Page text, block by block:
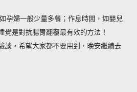
孕婦一般少量多餐；作息時間，如嬰兒
覺是對抗腸胃翻覆最有效的方法！
談，希望大家都不要用到，晚安繼續去